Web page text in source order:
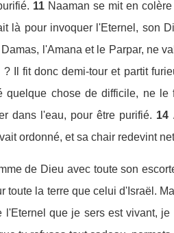
11 Naaman se mit en
là pour invoquer l'Eternel, son
Damas, l'Amana et le Parpar, ne
Il fit donc demi-tour et partit
quelque chose de difficile, ne
dans l'eau, pour être purifié. 14
ordonné, et sa chair redevint
de Dieu avec toute son
toute la terre que celui d'Israël.
l'Eternel que je sers est vivant,